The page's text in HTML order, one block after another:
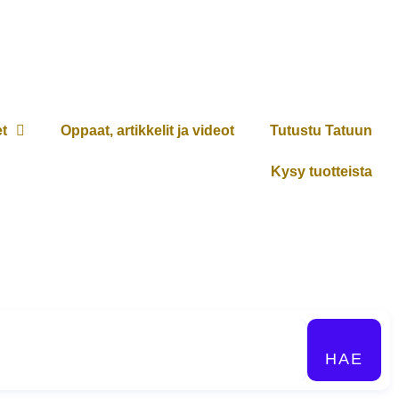
Oppaat, artikkelit ja videot Tutustu Tatuun
Kysy tuotteista
HAE